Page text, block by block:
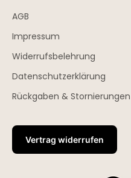
AGB
Impressum
Widerrufsbelehrung
Datenschutzerklärung
Rückgaben & Stornierungen
Vertrag widerrufen